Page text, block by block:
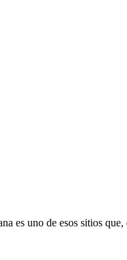
es uno de esos sitios